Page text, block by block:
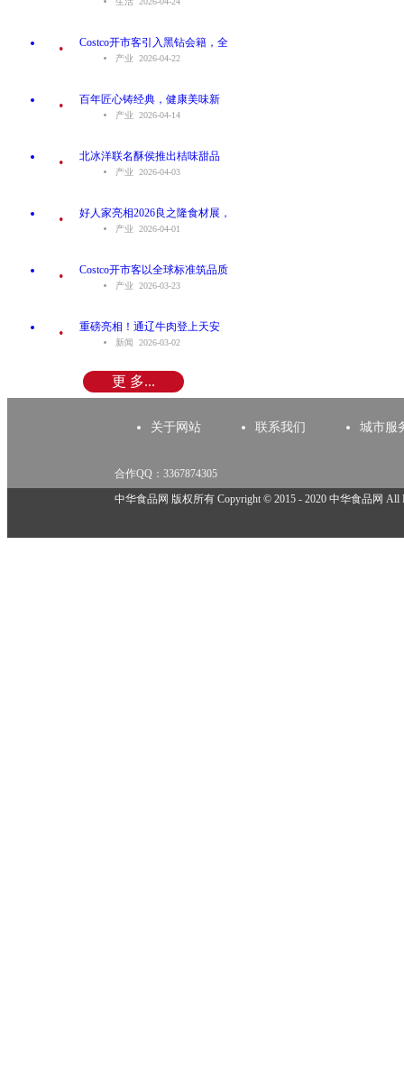
. Costco开市客引入黑钻会籍，全
产业 2026-04-22
. 百年匠心铸经典，健康美味新
产业 2026-04-14
. 北冰洋联名酥侯推出桔味甜品
产业 2026-04-03
. 好人家亮相2026良之隆食材展，
产业 2026-04-01
. Costco开市客以全球标准筑品质
产业 2026-03-23
. 重磅亮相！通辽牛肉登上天安
新闻 2026-03-02
更 多...
关于网站 联系我们 城市服
合作QQ：3367874305
举报邮箱：918825737@qq.com
中华食品网 版权所有 Copyright © 2015 - 2020 中华食品网 All